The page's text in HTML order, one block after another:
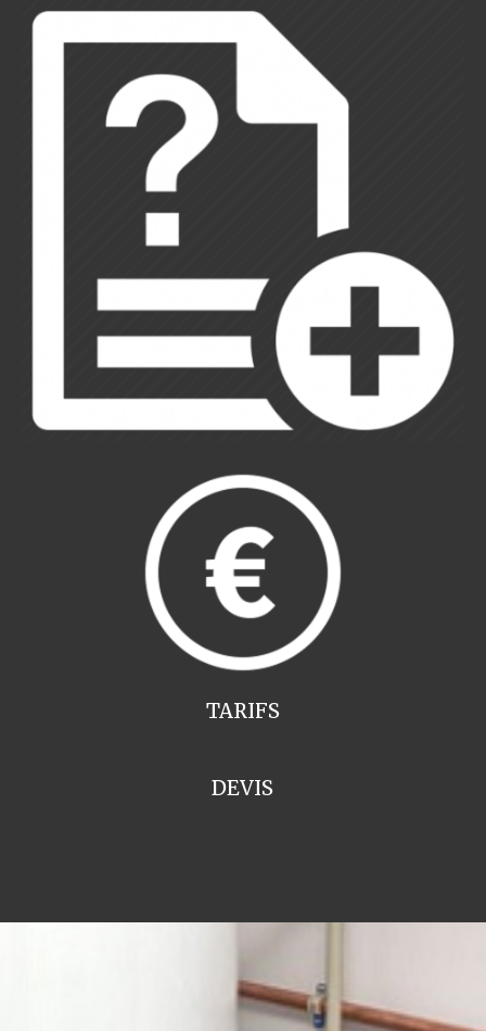
TARIFS
DEVIS